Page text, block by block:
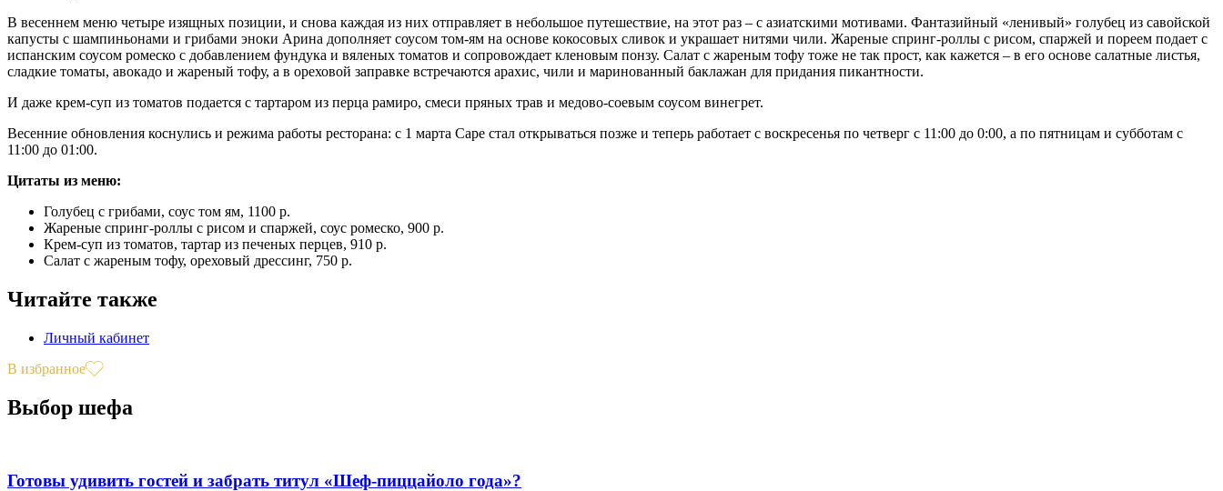
В весеннем меню четыре изящных позиции, и снова каждая из них отправляет в небольшое путешествие, на этот раз – с азиатскими мотивами. Фантазийный «ленивый» голубец из савойской
капусты с шампиньонами и грибами эноки Арина дополняет соусом том-ям на основе кокосовых сливок и украшает нитями чили. Жареные спринг-роллы с рисом, спаржей и пореем подает с
испанским соусом ромеско с добавлением фундука и вяленых томатов и сопровождает кленовым понзу. Салат с жареным тофу тоже не так прост, как кажется – в его основе салатные листья,
сладкие томаты, авокадо и жареный тофу, а в ореховой заправке встречаются арахис, чили и маринованный баклажан для придания пикантности.
И даже крем-суп из томатов подается с тартаром из перца рамиро, смеси пряных трав и медово-соевым соусом винегрет.
Весенние обновления коснулись и режима работы ресторана: с 1 марта Cape стал открываться позже и теперь работает с воскресенья по четверг с 11:00 до 0:00, а по пятницам и субботам с
11:00 до 01:00.
Цитаты из меню:
Голубец с грибами, соус том ям, 1100 р.
Жареные спринг-роллы с рисом и спаржей, соус ромеско, 900 р.
Крем-суп из томатов, тартар из печеных перцев, 910 р.
Салат с жареным тофу, ореховый дрессинг, 750 р.
Читайте также
Личный кабинет
В избранное
Выбор шефа
Готовы удивить гостей и забрать титул «Шеф-пиццайоло года»?